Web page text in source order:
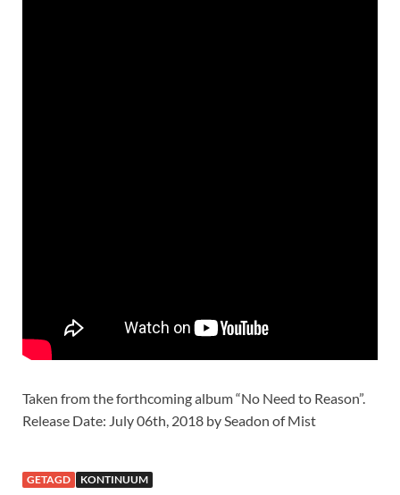
Taken from the forthcoming album “No Need to Reason”.
Release Date: July 06th, 2018 by Seadon of Mist
GETAGD KONTINUUM